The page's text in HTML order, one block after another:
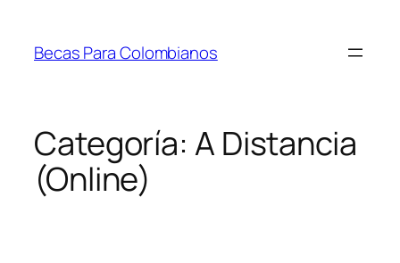
contenido
Becas Para Colombianos
Categoría: A Distancia
(Online)